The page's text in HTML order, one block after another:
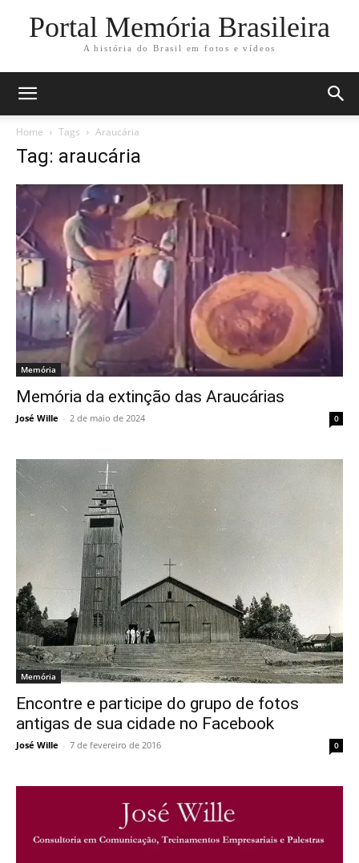
Portal Memória Brasileira
A história do Brasil em fotos e vídeos
Home Tags Araucária
Tag: araucária
Memória
Memória da extinção das Araucárias
José Wille - 2 de maio de 2024 0
Memória
Encontre e participe do grupo de fotos
antigas de sua cidade no Facebook
José Wille - 7 de fevereiro de 2016 0